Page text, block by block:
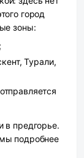
город
зоны:
Турали,
в предгорье.
подробнее